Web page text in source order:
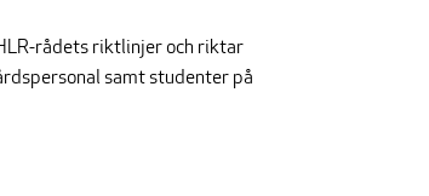
rådets riktlinjer och riktar
samt studenter på